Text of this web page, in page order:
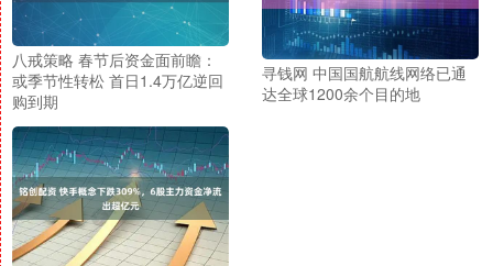
八戒策略 春节后资金面前瞻：
或季节性转松 首日1.4万亿逆回
购到期
寻钱网 中国国航航线网络已通
达全球1200余个目的地